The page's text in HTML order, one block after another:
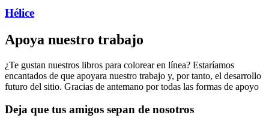
Hélice
Apoya nuestro trabajo
¿Te gustan nuestros libros para colorear en línea? Estaríamos
encantados de que apoyara nuestro trabajo y, por tanto, el desarrollo
futuro del sitio. Gracias de antemano por todas las formas de apoyo
Deja que tus amigos sepan de nosotros